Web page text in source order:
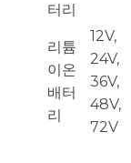
터리
리튬
이온
배터
리
12V,
24V,
36V,
48V,
72V